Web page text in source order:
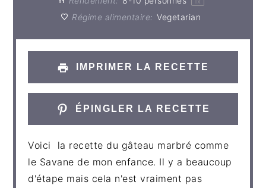
Régime alimentaire: Vegetarian
IMPRIMER LA RECETTE
ÉPINGLER LA RECETTE
Voici la recette du gâteau marbré comme
le Savane de mon enfance. Il y a beaucoup
d'étape mais cela n'est vraiment pas